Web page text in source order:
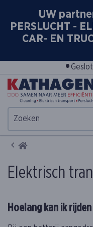
UW
PERSLUCHT -
CAR- EN
•
Home
Elektrisch
Hoelang kan ik